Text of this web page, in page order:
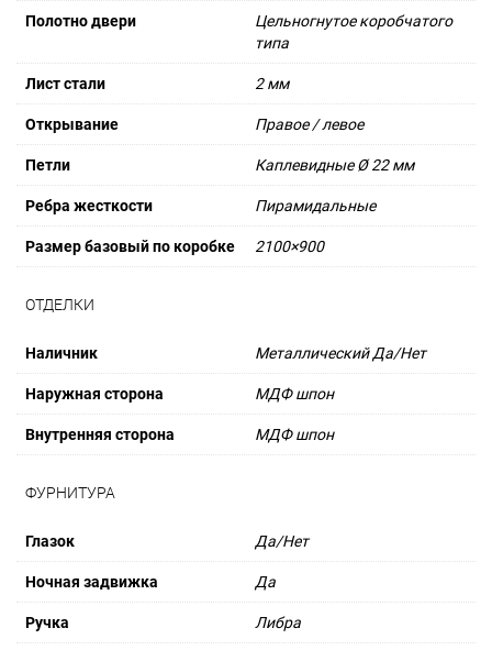
Полотно двери
Цельногнутое коробчатого
типа
Лист стали 2 мм
Открывание Правое / левое
Петли Каплевидные Ø 22 мм
Ребра жесткости Пирамидальные
Размер базовый по коробке 2100×900
ОТДЕЛКИ
Наличник Металлический Да/Нет
Наружная сторона МДФ шпон
Внутренняя сторона МДФ шпон
ФУРНИТУРА
Глазок Да/Нет
Ночная задвижка Да
Ручка Либра